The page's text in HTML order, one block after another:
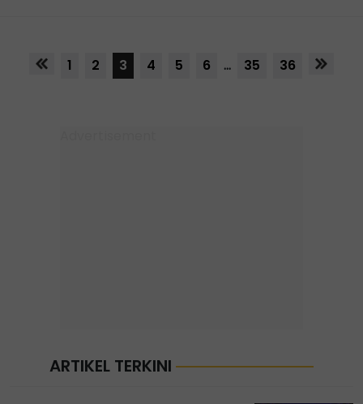
1 2 3 4 5 6 ... 35 36
ARTIKEL TERKINI